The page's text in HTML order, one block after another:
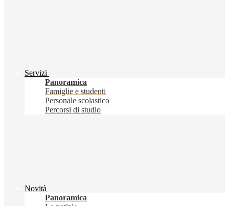
Servizi
Panoramica
Famiglie e studenti
Personale scolastico
Percorsi di studio
Novità
Panoramica